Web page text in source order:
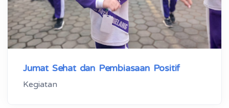
Jumat Sehat dan Pembiasaan Positif
Kegiatan